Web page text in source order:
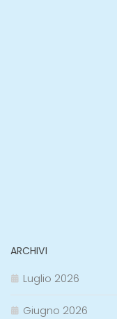
ARCHIVI
Luglio 2026
Giugno 2026